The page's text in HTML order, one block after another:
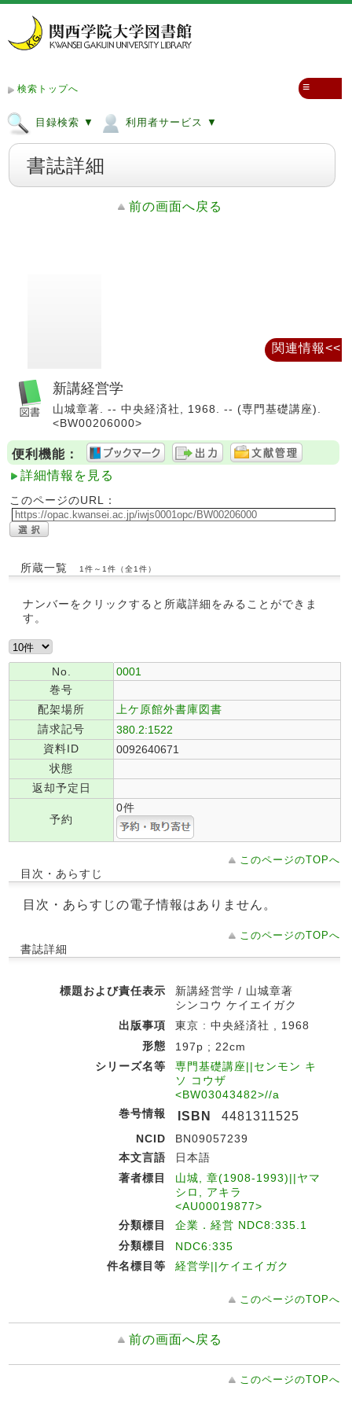
検索トップへ
目録検索 ▼ 利用者サービス ▼
≡
書誌詳細
前の画面へ戻る
新講経営学
山城章著. -- 中央経済社, 1968. -- (専門基礎講座).
<BW00206000>
便利機能：
詳細情報を見る
このページのURL：
所蔵一覧 1件～1件（全1件）
ナンバーをクリックすると所蔵詳細をみることができま
す。
No.
0001
巻号
配架場所
上ケ原館外書庫図書
請求記号
380.2:1522
資料ID
0092640671
状態
返却予定日
予約
0件
このページのTOPへ
目次・あらすじ
目次・あらすじの電子情報はありません。
このページのTOPへ
書誌詳細
標題および責任表示
新講経営学 / 山城章著
シンコウ ケイエイガク
出版事項
東京 : 中央経済社 , 1968
形態
197p ; 22cm
シリーズ名等
専門基礎講座||センモン キ
ソ コウザ
<BW03043482>//a
巻号情報
ISBN 4481311525
NCID
BN09057239
本文言語
日本語
著者標目
山城, 章(1908-1993)||ヤマ
シロ, アキラ
<AU00019877>
分類標目
企業．経営 NDC8:335.1
分類標目
NDC6:335
件名標目等
経営学||ケイエイガク
このページのTOPへ
前の画面へ戻る
このページのTOPへ
関連情報<<